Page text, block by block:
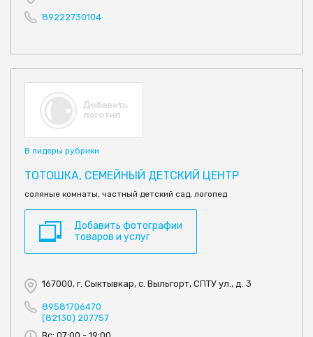
89222730104
В лидеры рубрики
ТОТОШКА, СЕМЕЙНЫЙ ДЕТСКИЙ ЦЕНТР
соляные комнаты, частный детский сад, логопед
Добавить фотографии
товаров и услуг
167000, г. Сыктывкар, с. Выльгорт, СПТУ ул., д. 3
89581706470
(82130) 207757